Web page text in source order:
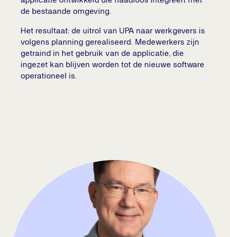
de bestaande omgeving.
Het resultaat: de uitrol van UPA naar werkgevers is
volgens planning gerealiseerd. Medewerkers zijn
getraind in het gebruik van de applicatie, die
ingezet kan blijven worden tot de nieuwe software
operationeel is.